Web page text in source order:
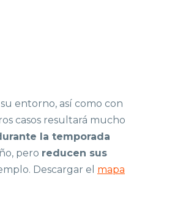
entorno, así como con
casos resultará mucho
la temporada
pero reducen sus
Descargar el mapa